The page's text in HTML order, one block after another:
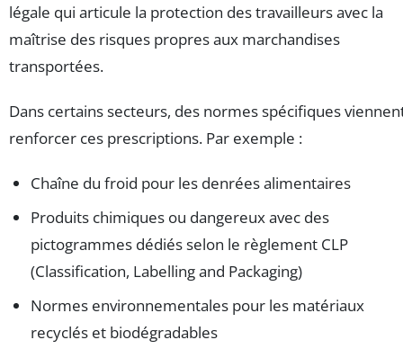
légale qui articule la protection des travailleurs avec la
maîtrise des risques propres aux marchandises
transportées.
Dans certains secteurs, des normes spécifiques
renforcer ces prescriptions. Par exemple :
Chaîne du froid pour les denrées alimentaires
Produits chimiques ou dangereux avec des
pictogrammes dédiés selon le règlement CLP
(Classification, Labelling and Packaging)
Normes environnementales pour les matériaux
recyclés et biodégradables